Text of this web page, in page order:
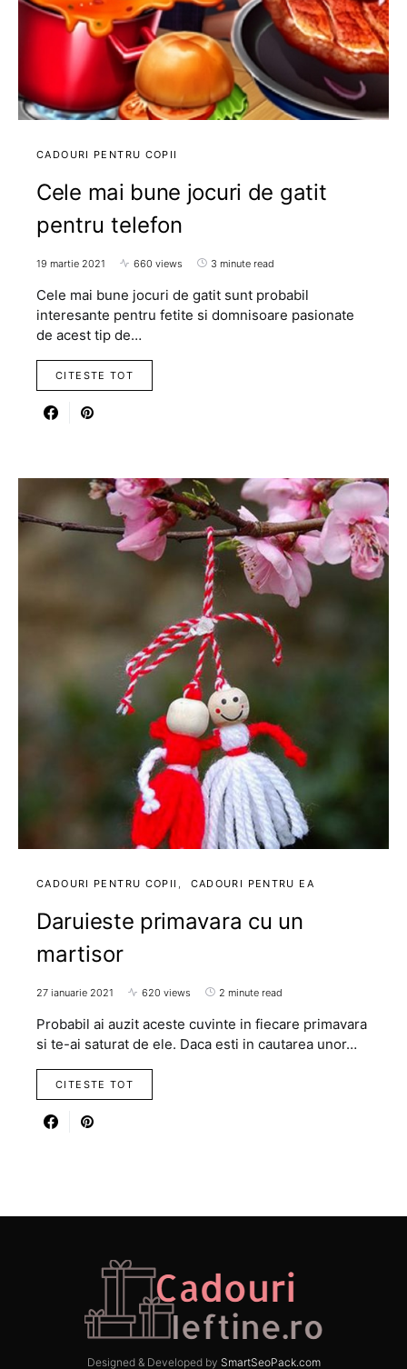
CADOURI PENTRU COPII
Cele mai bune jocuri de gatit
pentru telefon
19 martie 2021 660 views 3 minute read
Cele mai bune jocuri de gatit sunt probabil
interesante pentru fetite si domnisoare pasionate
de acest tip de…
CITESTE TOT
CADOURI PENTRU COPII CADOURI PENTRU EA
Daruieste primavara cu un
martisor
27 ianuarie 2021 620 views 2 minute read
Probabil ai auzit aceste cuvinte in fiecare primavara
si te-ai saturat de ele. Daca esti in cautarea unor…
CITESTE TOT
Designed & Developed by SmartSeoPack.com